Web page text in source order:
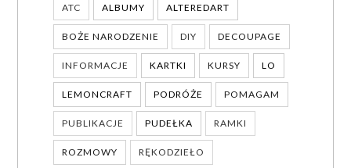
ATC ALBUMY ALTEREDART
BOŻE NARODZENIE DIY DECOUPAGE
INFORMACJE KARTKI KURSY LO
LEMONCRAFT PODRÓŻE POMAGAM
PUBLIKACJE PUDEŁKA RAMKI
ROZMOWY RĘKODZIEŁO